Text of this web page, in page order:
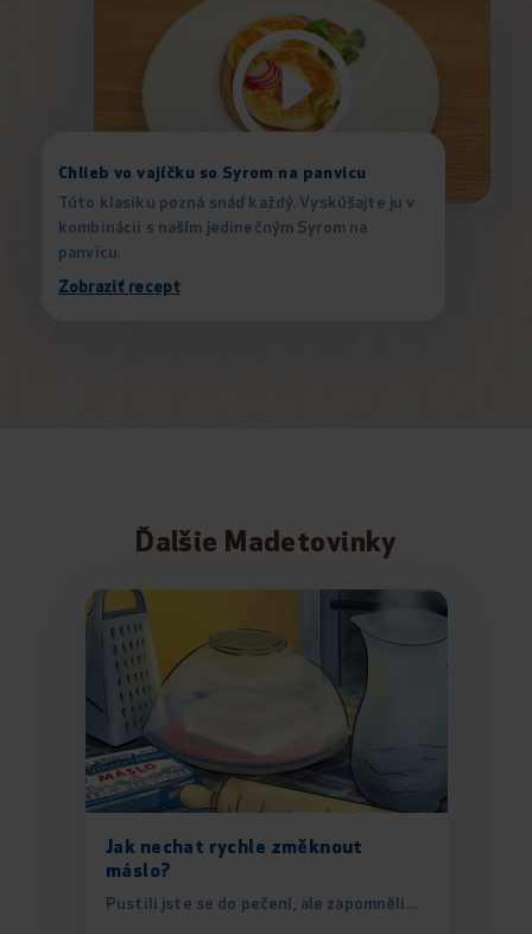
Chlieb vo vajíčku so Syrom na panvicu
Túto klasiku pozná snáď každý. Vyskúšajte ju v
kombinácii s naším jedinečným Syrom na
panvicu.
Zobraziť recept
Ďalšie Madetovinky
Jak nechat rychle změknout
máslo?
Pustili jste se do pečení, ale zapomněli...